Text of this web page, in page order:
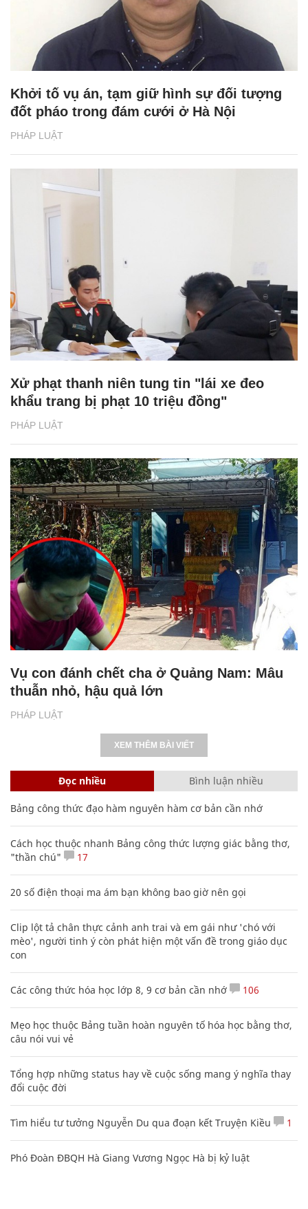
PHÁP LUẬT
Khởi tố vụ án, tạm giữ hình sự đối tượng
đốt pháo trong đám cưới ở Hà Nội
PHÁP LUẬT
Xử phạt thanh niên tung tin "lái xe đeo
khẩu trang bị phạt 10 triệu đồng"
PHÁP LUẬT
Vụ con đánh chết cha ở Quảng Nam: Mâu
thuẫn nhỏ, hậu quả lớn
XEM THÊM BÀI VIẾT
Đọc nhiều Bình luận nhiều
Bảng công thức đạo hàm nguyên hàm cơ bản cần nhớ
Cách học thuộc nhanh Bảng công thức lượng giác bằng thơ,
"thần chú"
17
20 số điện thoại ma ám bạn không bao giờ nên gọi
Clip lột tả chân thực cảnh anh trai và em gái như 'chó với
mèo', người tinh ý còn phát hiện một vấn đề trong giáo dục
con
Các công thức hóa học lớp 8, 9 cơ bản cần nhớ 106
Mẹo học thuộc Bảng tuần hoàn nguyên tố hóa học bằng thơ,
câu nói vui vẻ
Tổng hợp những status hay về cuộc sống mang ý nghĩa thay
đổi cuộc đời
Tìm hiểu tư tưởng Nguyễn Du qua đoạn kết Truyện Kiều 1
Phó Đoàn ĐBQH Hà Giang Vương Ngọc Hà bị kỷ luật